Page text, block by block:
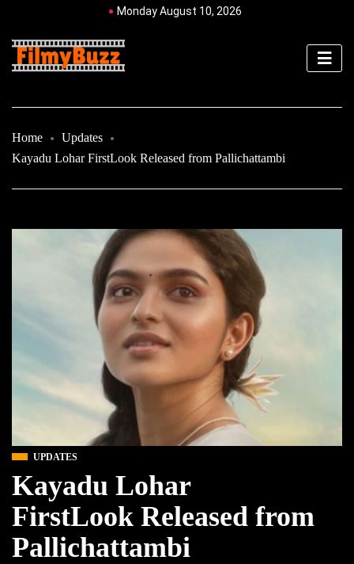
Monday August 10, 2026
Home
Updates
Kayadu Lohar FirstLook Released from Pallichattambi
UPDATES
Kayadu Lohar
FirstLook Released from
Pallichattambi